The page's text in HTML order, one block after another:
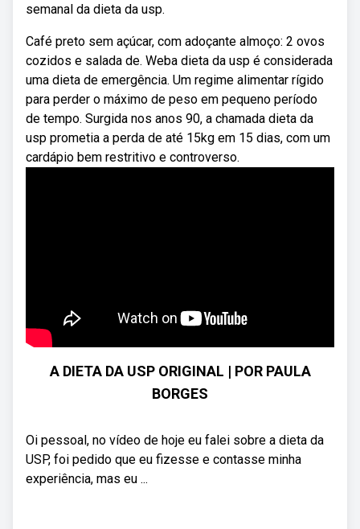
semanal da dieta da usp.
Café preto sem açúcar, com adoçante almoço: 2 ovos
cozidos e salada de. Weba dieta da usp é considerada
uma dieta de emergência. Um regime alimentar rígido
para perder o máximo de peso em pequeno período
de tempo. Surgida nos anos 90, a chamada dieta da
usp prometia a perda de até 15kg em 15 dias, com um
cardápio bem restritivo e controverso.
A DIETA DA USP ORIGINAL | POR PAULA
BORGES
Oi pessoal, no vídeo de hoje eu falei sobre a dieta da
USP, foi pedido que eu fizesse e contasse minha
experiência, mas eu ...